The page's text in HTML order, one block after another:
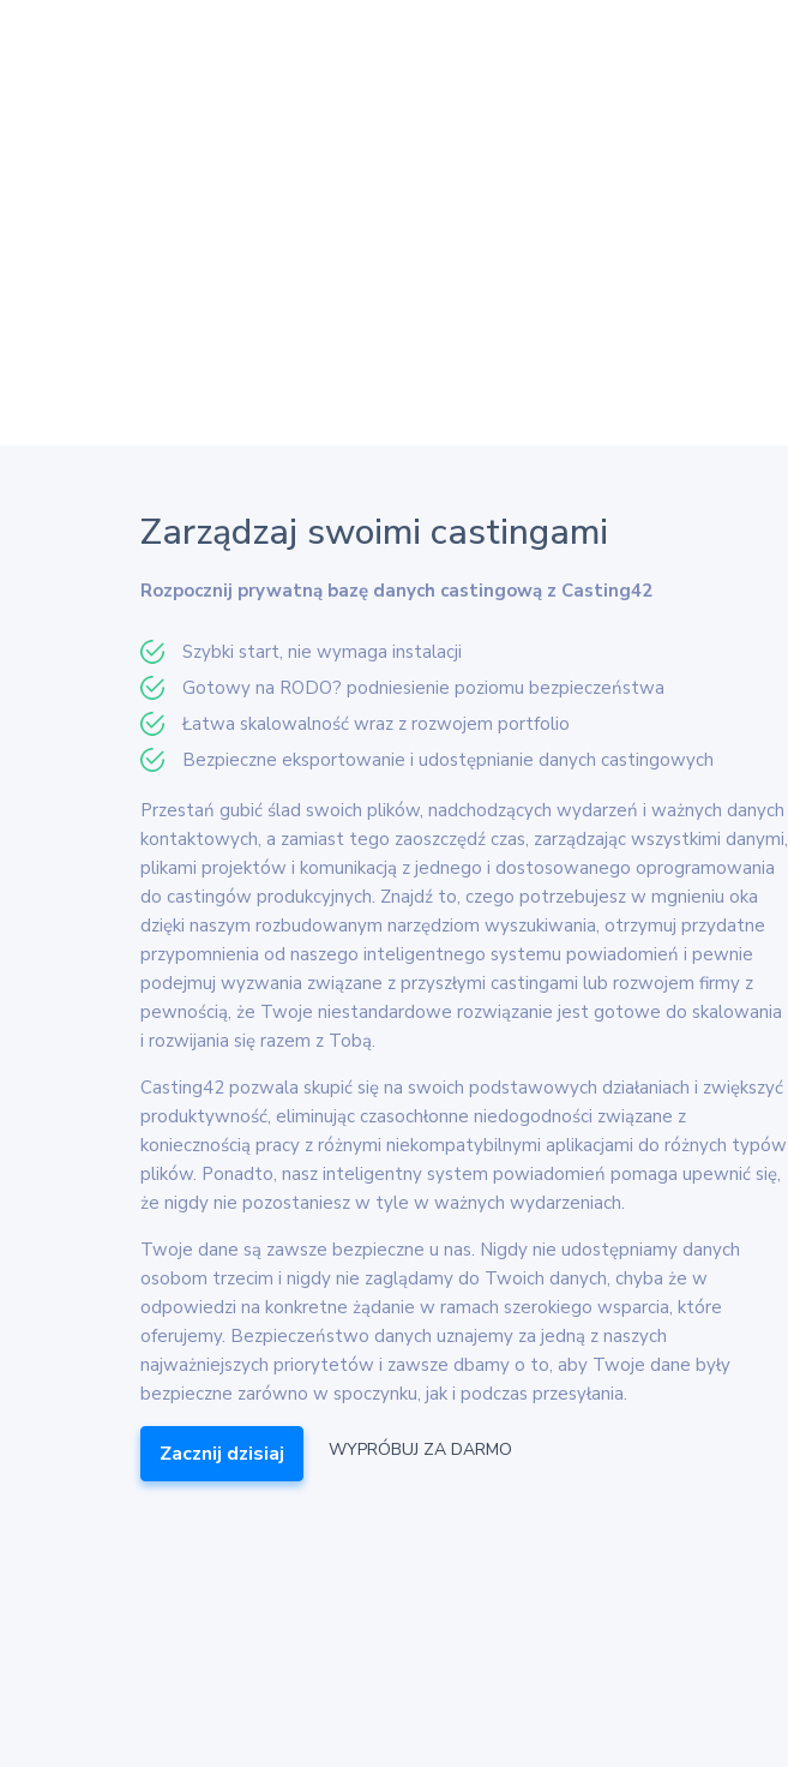
Zarządzaj swoimi castingami
Rozpocznij prywatną bazę danych castingową z Casting42
Szybki start, nie wymaga instalacji
Gotowy na RODO? podniesienie poziomu bezpieczeństwa
Łatwa skalowalność wraz z rozwojem portfolio
Bezpieczne eksportowanie i udostępnianie danych castingowych
Przestań gubić ślad swoich plików, nadchodzących wydarzeń i ważnych danych
kontaktowych, a zamiast tego zaoszczędź czas, zarządzając wszystkimi danymi,
plikami projektów i komunikacją z jednego i dostosowanego oprogramowania
do castingów produkcyjnych. Znajdź to, czego potrzebujesz w mgnieniu oka
dzięki naszym rozbudowanym narzędziom wyszukiwania, otrzymuj przydatne
przypomnienia od naszego inteligentnego systemu powiadomień i pewnie
podejmuj wyzwania związane z przyszłymi castingami lub rozwojem firmy z
pewnością, że Twoje niestandardowe rozwiązanie jest gotowe do skalowania
i rozwijania się razem z Tobą.
Casting42 pozwala skupić się na swoich podstawowych działaniach i zwiększyć
produktywność, eliminując czasochłonne niedogodności związane z
koniecznością pracy z różnymi niekompatybilnymi aplikacjami do różnych typów
plików. Ponadto, nasz inteligentny system powiadomień pomaga upewnić się,
że nigdy nie pozostaniesz w tyle w ważnych wydarzeniach.
Twoje dane są zawsze bezpieczne u nas. Nigdy nie udostępniamy danych
osobom trzecim i nigdy nie zaglądamy do Twoich danych, chyba że w
odpowiedzi na konkretne żądanie w ramach szerokiego wsparcia, które
oferujemy. Bezpieczeństwo danych uznajemy za jedną z naszych
najważniejszych priorytetów i zawsze dbamy o to, aby Twoje dane były
bezpieczne zarówno w spoczynku, jak i podczas przesyłania.
Zacznij dzisiaj WYPRÓBUJ ZA DARMO